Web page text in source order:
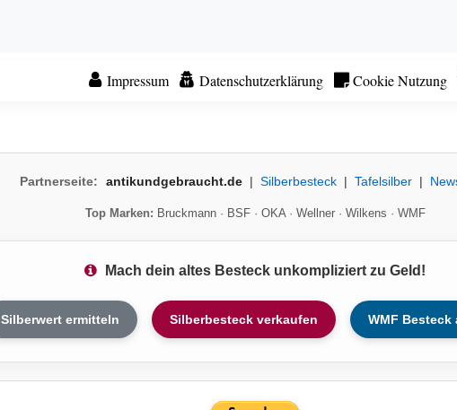
Impressum Datenschutzerklärung Cookie Nutzung
Partnerseite: antikundgebraucht.de | Silberbesteck | Tafelsilber |
Top Marken: Bruckmann· BSF· OKA· Wellner· Wilkens · WMF
Mach dein altes Besteck unkompliziert zu Geld!
Silberwert ermitteln Silberbesteck verkaufen WMF Besteck